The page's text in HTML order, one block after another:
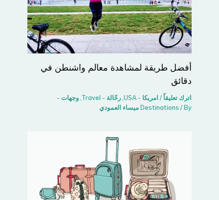
أفضل طريقة لمشاهدة معالم واشنطن في
دقائق
اترك تعليقاً / امريكا - USA ,رحّالة - Travel ,وجهات -
Destinations / By ميساء العمودي